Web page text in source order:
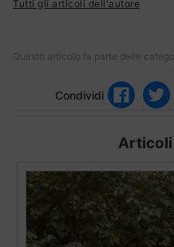
Tutti gli articoli dell'autore
Questo articolo fa parte delle
Condividi